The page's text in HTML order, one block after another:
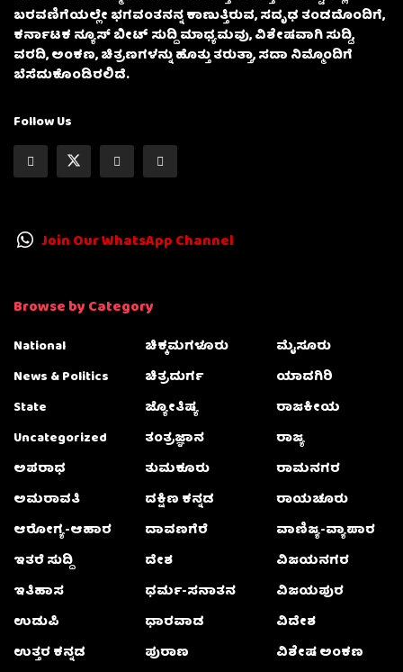
ಬರವಣಿಗೆಯಲ್ಲೇ ಭಗವಂತನನ್ನ ಕಾಣುತ್ತಿರುವ, ಸದೃಢ ತಂಡದೊಂದಿಗೆ,
ಕರ್ನಾಟಕ ನ್ಯೂಸ್ ಬೀಟ್ ಸುದ್ದಿ ಮಾಧ್ಯಮವು, ವಿಶೇಷವಾಗಿ ಸುದ್ದಿ,
ವರದಿ, ಅಂಕಣ, ಚಿತ್ರಣಗಳನ್ನು ಹೊತ್ತು ತರುತ್ತಾ, ಸದಾ ನಿಮ್ಮೊಂದಿಗೆ
ಬೆಸೆದುಕೊಂಡಿರಲಿದೆ.
Follow Us
Join Our WhatsApp Channel
Browse by Category
National
News & Politics
State
Uncategorized
ಅಪರಾಧ
ಅಮರಾವತಿ
ಆರೋಗ್ಯ-ಆಹಾರ
ಇತರೆ ಸುದ್ದಿ
ಇತಿಹಾಸ
ಉಡುಪಿ
ಉತ್ತರ ಕನ್ನಡ
ಚಿಕ್ಕಮಗಳೂರು
ಚಿತ್ರದುರ್ಗ
ಜ್ಯೋತಿಷ್ಯ
ತಂತ್ರಜ್ಞಾನ
ತುಮಕೂರು
ದಕ್ಷಿಣ ಕನ್ನಡ
ದಾವಣಗೆರೆ
ದೇಶ
ಧರ್ಮ-ಸನಾತನ
ಧಾರವಾಡ
ಪುರಾಣ
ಮೈಸೂರು
ಯಾದಗಿರಿ
ರಾಜಕೀಯ
ರಾಜ್ಯ
ರಾಮನಗರ
ರಾಯಚೂರು
ವಾಣಿಜ್ಯ-ವ್ಯಾಪಾರ
ವಿಜಯನಗರ
ವಿಜಯಪುರ
ವಿದೇಶ
ವಿಶೇಷ ಅಂಕಣ